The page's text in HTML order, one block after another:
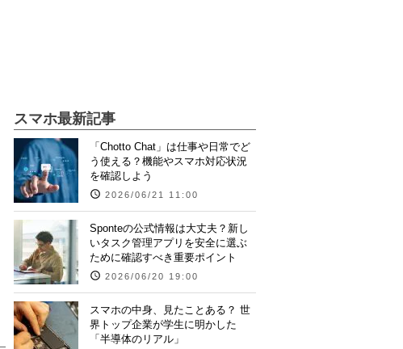
スマホ最新記事
「Chotto Chat」は仕事や日常でど
う使える？機能やスマホ対応状況
を確認しよう
2026/06/21 11:00
Sponteの公式情報は大丈夫？新し
いタスク管理アプリを安全に選ぶ
ために確認すべき重要ポイント
2026/06/20 19:00
スマホの中身、見たことある？ 世
界トップ企業が学生に明かした
「半導体のリアル」